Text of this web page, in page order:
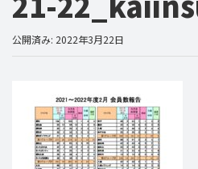
公開済み: 2022年3月22日